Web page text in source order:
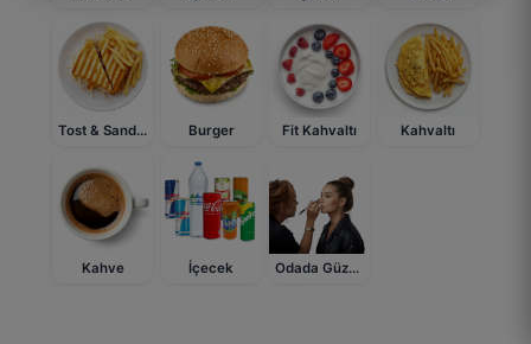
Tost & Sandviç Burger Fit Kahvaltı Kahvaltı
Kahve İçecek Odada Güzellik